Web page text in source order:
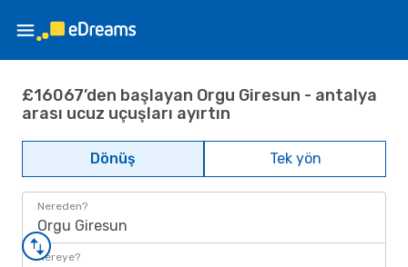
£16067’den başlayan Orgu Giresun - antalya
arası ucuz uçuşları ayırtın
Dönüş Tek yön
Nereden?
Orgu Giresun
Nereye?